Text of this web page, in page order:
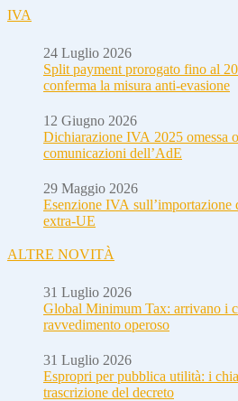
IVA
24 Luglio 2026
Split payment prorogato fino al
conferma la misura anti-evasione
12 Giugno 2026
Dichiarazione IVA 2025 omessa
comunicazioni dell’AdE
29 Maggio 2026
Esenzione IVA sull’importazione
extra-UE
ALTRE NOVITÀ
31 Luglio 2026
Global Minimum Tax: arrivano i
ravvedimento operoso
31 Luglio 2026
Espropri per pubblica utilità: i
trascrizione del decreto